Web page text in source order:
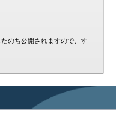
のち公開されますので、す